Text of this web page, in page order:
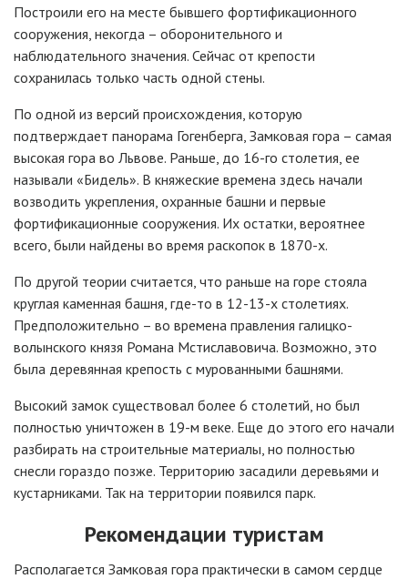
Построили его на месте бывшего фортификационного
сооружения, некогда – оборонительного и
наблюдательного значения. Сейчас от крепости
сохранилась только часть одной стены.
По одной из версий происхождения, которую
подтверждает панорама Гогенберга, Замковая гора – самая
высокая гора во Львове. Раньше, до 16-го столетия, ее
называли «Бидель». В княжеские времена здесь начали
возводить укрепления, охранные башни и первые
фортификационные сооружения. Их остатки, вероятнее
всего, были найдены во время раскопок в 1870-х.
По другой теории считается, что раньше на горе стояла
круглая каменная башня, где-то в 12-13-х столетиях.
Предположительно – во времена правления галицко-
волынского князя Романа Мстиславовича. Возможно, это
была деревянная крепость с мурованными башнями.
Высокий замок существовал более 6 столетий, но был
полностью уничтожен в 19-м веке. Еще до этого его начали
разбирать на строительные материалы, но полностью
снесли гораздо позже. Территорию засадили деревьями и
кустарниками. Так на территории появился парк.
Рекомендации туристам
Располагается Замковая гора практически в самом сердце